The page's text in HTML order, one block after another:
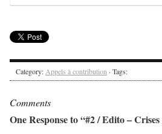
Category: Appels à contribution · Tags:
Comments
One Response to “#2 / Edito –